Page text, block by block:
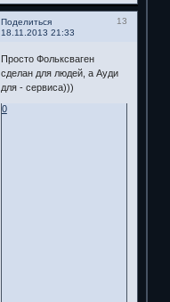
Поделиться
13
18.11.2013 21:33
Просто Фольксваген
сделан для людей, а Ауди
для - сервиса)))
0